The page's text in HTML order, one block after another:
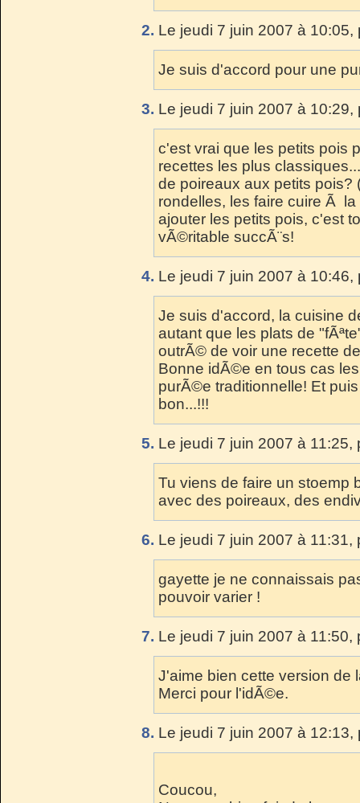
2. Le jeudi 7 juin 2007 à
Je suis d'accord pour une
3. Le jeudi 7 juin 2007 à
c'est vrai que les petits pois
recettes les plus
de poireaux aux petits pois?
rondelles, les faire cuire Ã
ajouter les petits pois, c'est
vÃ©ritable succÃ¨s!
4. Le jeudi 7 juin 2007 à
Je suis d'accord, la cuisine
autant que les plats de
outrÃ© de voir une recette
Bonne idÃ©e en tous cas
purÃ©e traditionnelle! Et
bon...!!!
5. Le jeudi 7 juin 2007 à 11:25,
Tu viens de faire un stoemp
avec des poireaux, des
6. Le jeudi 7 juin 2007 à 11:31,
gayette je ne connaissais
pouvoir varier !
7. Le jeudi 7 juin 2007 à 11:50,
J'aime bien cette version de
Merci pour l'idÃ©e.
8. Le jeudi 7 juin 2007 à
Coucou,